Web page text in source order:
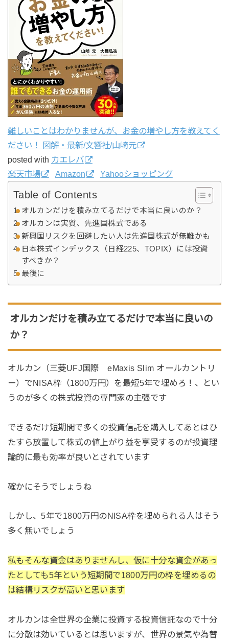
難しいことはわかりませんが、お金の増やし方を教えてく
ださい！ 図解・最新/文響社/山崎元
posted with カエレバ
楽天市場
Amazon Yahooショッピング
Table of Contents
オルカンだけを積み立てるだけで本当に良いのか？
オルカンは実質、先進国株式である
新興国リスクを回避したい人は先進国株式が無難かも
日本株式インデックス（日経225、TOPIX）には投資
すべきか？
最後に
オルカンだけを積み立てるだけで本当に良いの
か？
オルカン（三菱UFJ国際 eMaxis Slim オールカントリ
ー）でNISA枠（1800万円）を最短5年で埋めろ！、とい
うのが多くの株式投資の専門家の主張です
できるだけ短期間で多くの投資信託を購入してあとはひ
たすら放置して株式の値上がり益を享受するのが投資理
論的に最も効率が良いとされています
確かにそうでしょうね
しかし、5年で1800万円のNISA枠を埋められる人はそう
多く無いでしょう
私もそんな資金はありませんし、仮に十分な資金があっ
たとしても5年という短期間で1800万円の枠を埋めるの
は結構リスクが高いと思います
オルカンは全世界の企業に投資する投資信託なので十分
に分散は効いているとは思いますが、世界の景気や為替